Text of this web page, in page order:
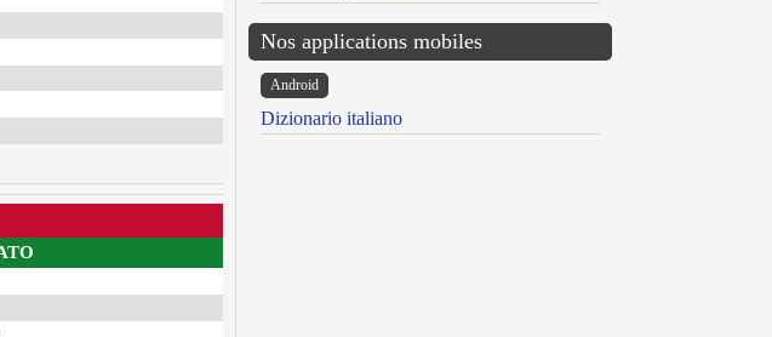
Nos applications mobiles
Android
Dizionario italiano